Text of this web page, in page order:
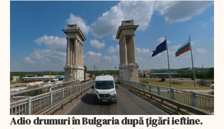
Adio drumuri în Bulgaria după țigări ieftine.